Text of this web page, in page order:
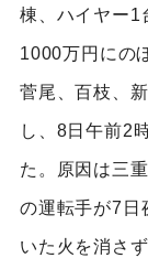
棟、ハイヤー1
1000万円にの
菅尾、百枝、
し、8日午前2
た。原因は三
の運転手が7日
いた火を消さ